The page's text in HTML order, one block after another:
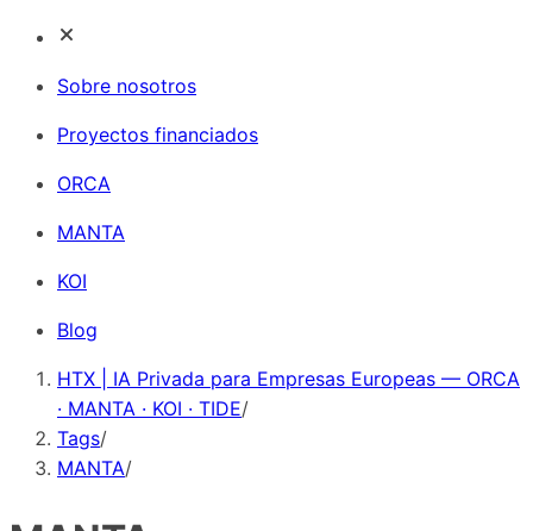
Sobre nosotros
Proyectos financiados
ORCA
MANTA
KOI
Blog
HTX | IA Privada para Empresas Europeas — ORCA
· MANTA · KOI · TIDE/
Tags/
MANTA/